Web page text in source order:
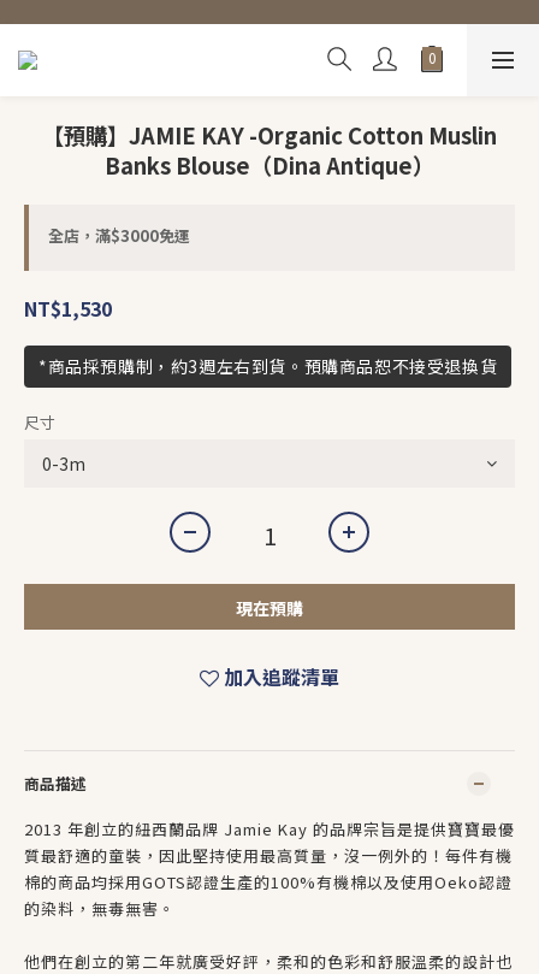
【預購】JAMIE KAY -Organic Cotton Muslin
Banks Blouse（Dina Antique）
全店，滿$3000免運
NT$1,530
*商品採預購制，約3週左右到貨。預購商品恕不接受退換貨
尺寸
現在預購
加入追蹤清單
商品描述
2013 年創立的紐西蘭品牌 Jamie Kay 的品牌宗旨是提供寶寶最優
質最舒適的童裝，因此堅持使用最高質量，沒一例外的！每件有機
棉的商品均採用GOTS認證生產的100%有機棉以及使用Oeko認證
的染料，無毒無害。
他們在創立的第二年就廣受好評，柔和的色彩和舒服溫柔的設計也